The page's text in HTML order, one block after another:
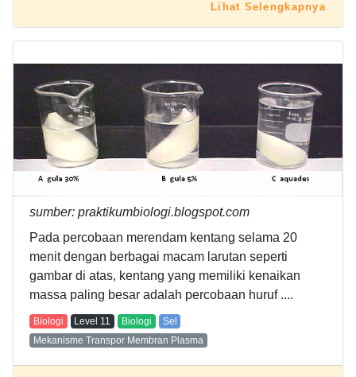
Lihat Selengkapnya
sumber: praktikumbiologi.blogspot.com
Pada percobaan merendam kentang selama 20
menit dengan berbagai macam larutan seperti
gambar di atas, kentang yang memiliki kenaikan
massa paling besar adalah percobaan huruf ....
Biologi Level 11 Biologi
Sel
Mekanisme Transpor Membran Plasma